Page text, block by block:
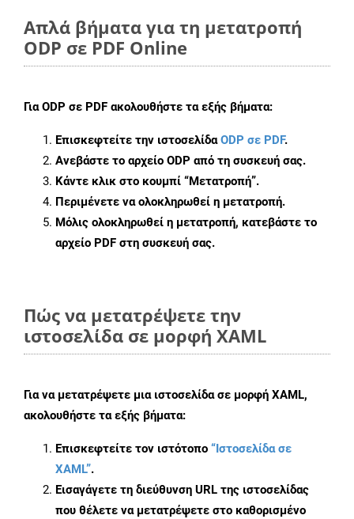
Απλά βήματα για τη μετατροπή
ODP σε PDF Online
ΓιαODP σε PDF ακολουθήστε τα εξής βήματα:
Επισκεφτείτε την ιστοσελίδαODP σε PDF.
Ανεβάστε το αρχείο ODP από τη συσκευή σας.
Κάντε κλικ στο κουμπί “Μετατροπή”.
Περιμένετε να ολοκληρωθεί η μετατροπή.
Μόλις ολοκληρωθεί η μετατροπή, κατεβάστε το
αρχείο PDF στη συσκευή σας.
Πώς να μετατρέψετε την
ιστοσελίδα σε μορφή XAML
Για να μετατρέψετε μια ιστοσελίδα σε μορφή XAML,
ακολουθήστε τα εξής βήματα:
Επισκεφτείτε τον ιστότοπο “Ιστοσελίδα σε
XAML”.
Εισαγάγετε τη διεύθυνση URL της ιστοσελίδας
που θέλετε να μετατρέψετε στο καθορισμένο